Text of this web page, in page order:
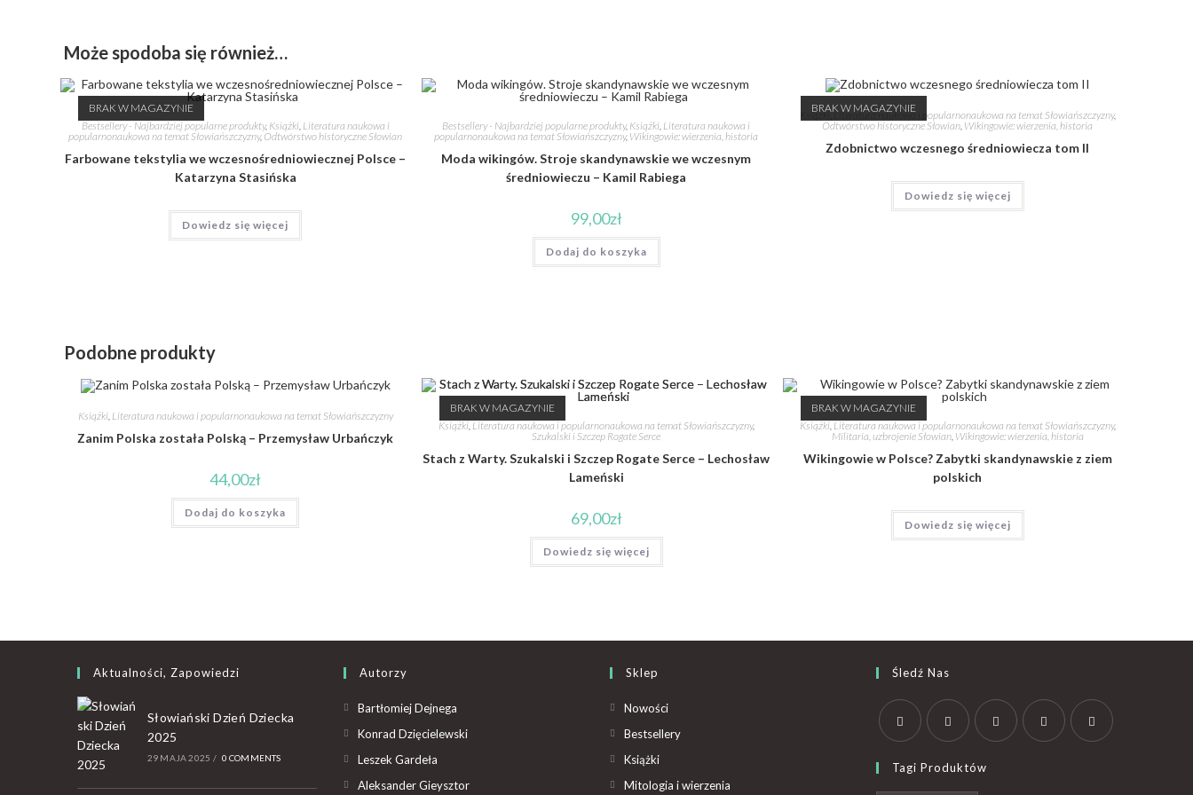
Może spodoba się również…
BRAK W MAGAZYNIE
Bestsellery - Najbardziej popularne produkty, Książki, Literatura naukowa i
popularnonaukowa na temat Słowiańszczyzny,Odtwórstwo historyczne Słowian
Farbowane tekstylia we wczesnośredniowiecznej Polsce –
Katarzyna Stasińska
Dowiedz się więcej
Bestsellery - Najbardziej popularne produkty, Książki Literatura naukowa i
popularnonaukowa na temat Słowiańszczyzny, Wikingowie: wierzenia, historia
Moda wikingów. Stroje skandynawskie we wczesnym
średniowieczu – Kamil Rabiega
99,00zł
Dodaj do koszyka
BRAK W MAGAZYNIE
Książki ,Literatura naukowa i popularnonaukowa na temat Słowiańszczyzny,
Odtwórstwo historyczne Słowian, Wikingowie: wierzenia, historia
Zdobnictwo wczesnego średniowiecza tom II
Dowiedz się więcej
Podobne produkty
Książki, Literatura naukowa i popularnonaukowa na temat Słowiańszczyzny
Zanim Polska została Polską – Przemysław Urbańczyk
44,00zł
Dodaj do koszyka
BRAK W MAGAZYNIE
Książki, Literatura naukowa i popularnonaukowa na temat Słowiańszczyzny,
Szukalski i Szczep Rogate Serce
Stach z Warty. Szukalski i Szczep Rogate Serce – Lechosław
Lameński
69,00zł
Dowiedz się więcej
BRAK W MAGAZYNIE
Książki, Literatura naukowa i popularnonaukowa na temat Słowiańszczyzny,
Militaria, uzbrojenie Słowian, Wikingowie: wierzenia, historia
Wikingowie w Polsce? Zabytki skandynawskie z ziem
polskich
Dowiedz się więcej
Aktualności, Zapowiedzi
Słowiański Dzień Dziecka
2025
29 MAJA 2025 / 0 COMMENTS
Autorzy
Bartłomiej Dejnega
Konrad Dzięcielewski
Leszek Gardeła
Aleksander Gieysztor
Sklep
Nowości
Bestsellery
Książki
Mitologia i wierzenia
Śledź Nas
Tagi Produktów